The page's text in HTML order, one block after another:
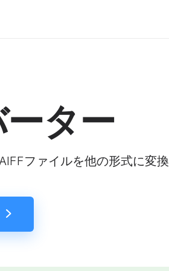
ター
ファイルを他の形式に変換